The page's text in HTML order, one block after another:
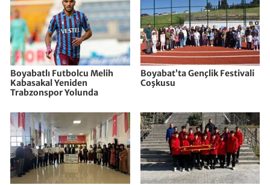
Boyabatlı Futbolcu Melih
Kabasakal Yeniden
Trabzonspor Yolunda
Boyabat’ta Gençlik Festivali
Coşkusu